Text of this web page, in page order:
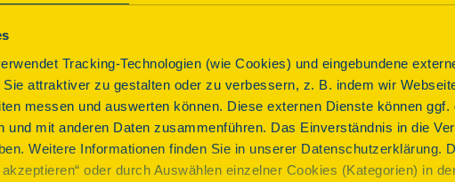
Tracking-Technologien (wie Cookies) und eingebundene
Sie attraktiver zu gestalten oder zu verbessern, z. B. indem wir
messen und auswerten können. Diese externen Dienste können ggf.
und mit anderen Daten zusammenführen. Das Einverständnis in die
Weitere Informationen finden Sie in unserer Datenschutzerklärung.
oder durch Auswählen einzelner Cookies (Kategorien) in